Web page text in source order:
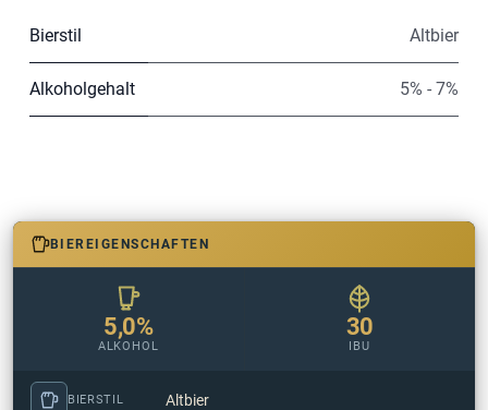
Bierstil Altbier
Alkoholgehalt 5% - 7%
BIEREIGENSCHAFTEN
5,0%
ALKOHOL
30
IBU
BIERSTIL Altbier